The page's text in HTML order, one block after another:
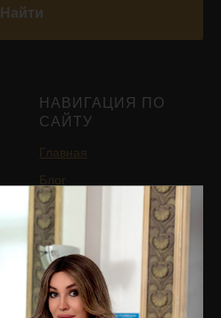
Найти
НАВИГАЦИЯ ПО
САЙТУ
Главная
Блог
Подписаться на рассылку
новостей
Услуги
БАДы
Магазин